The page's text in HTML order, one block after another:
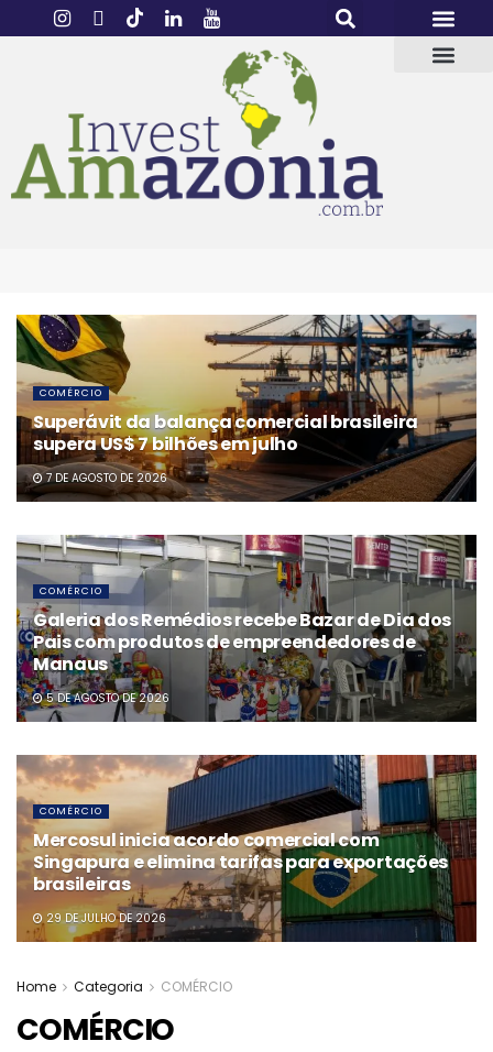
COMÉRCIO
Superávit da balança comercial brasileira
supera US$ 7 bilhões em julho
7 DE AGOSTO DE 2026
COMÉRCIO
Galeria dos Remédios recebe Bazar de Dia dos
Pais com produtos de empreendedores de
Manaus
5 DE AGOSTO DE 2026
COMÉRCIO
Mercosul inicia acordo comercial com
Singapura e elimina tarifas para exportações
brasileiras
29 DE JULHO DE 2026
Home Categoria COMÉRCIO
COMÉRCIO